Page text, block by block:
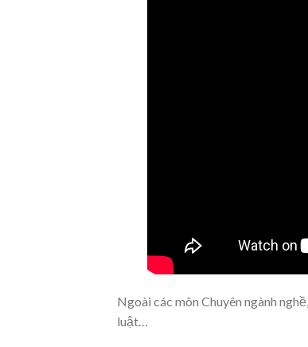
Ngoài các môn Chuyên ngành
luật…